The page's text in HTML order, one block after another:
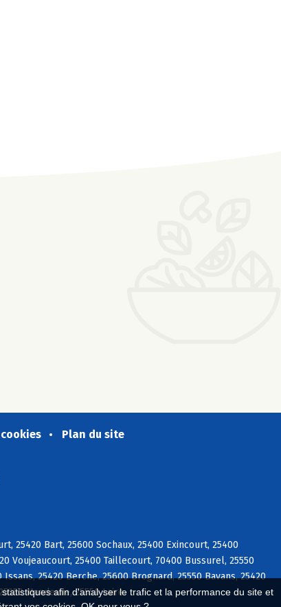
afin d'analyser le trafic et la performance du site et
Plan du site
25420 Bart, 25600 Sochaux, 25400 Exincourt, 25400
Voujeaucourt, 25400 Taillecourt, 70400 Bussurel, 25550
25420 Berche, 25600 Brognard, 25550 Bavans, 25420
Mandeure, 25550 Laire